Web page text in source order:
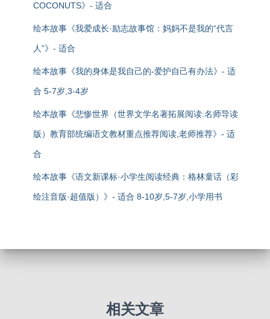
COCONUTS》- 适合
绘本故事《我爱成长·励志故事馆：妈妈不是我的“代言
人”》- 适合
绘本故事《我的身体是我自己的-爱护自己有办法》- 适
合 5-7岁,3-4岁
绘本故事《悲惨世界（世界文学名著拓展阅读:名师导读
版）教育部统编语文教材重点推荐阅读,老师推荐》- 适
合
绘本故事《语文新课标·小学生阅读经典：格林童话（彩
绘注音版·超值版）》- 适合 8-10岁,5-7岁,小学用书
相关文章